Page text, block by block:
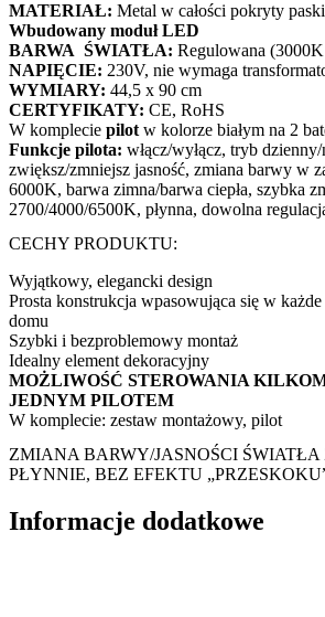
MATERIAŁ: Metal w całości pokryty
Wbudowany moduł LED
BARWA ŚWIATŁA: Regulowana
NAPIĘCIE: 230V, nie wymaga
WYMIARY: 44,5 x 90 cm
CERTYFIKATY: CE, RoHS
W komplecie pilot w kolorze białym na 2
Funkcje pilota: włącz/wyłącz, tryb
zwiększ/zmniejsz jasność, zmiana barwy w
6000K, barwa zimna/barwa ciepła, szybka
2700/4000/6500K, płynna, dowolna
CECHY PRODUKTU:
Wyjątkowy, elegancki design
Prosta konstrukcja wpasowująca się w
domu
Szybki i bezproblemowy montaż
Idealny element dekoracyjny
MOŻLIWOŚĆ STEROWANIA
JEDNYM PILOTEM
W komplecie: zestaw montażowy, pilot
ZMIANA BARWY/JASNOŚCI
PŁYNNIE, BEZ EFEKTU
Informacje dodatkowe